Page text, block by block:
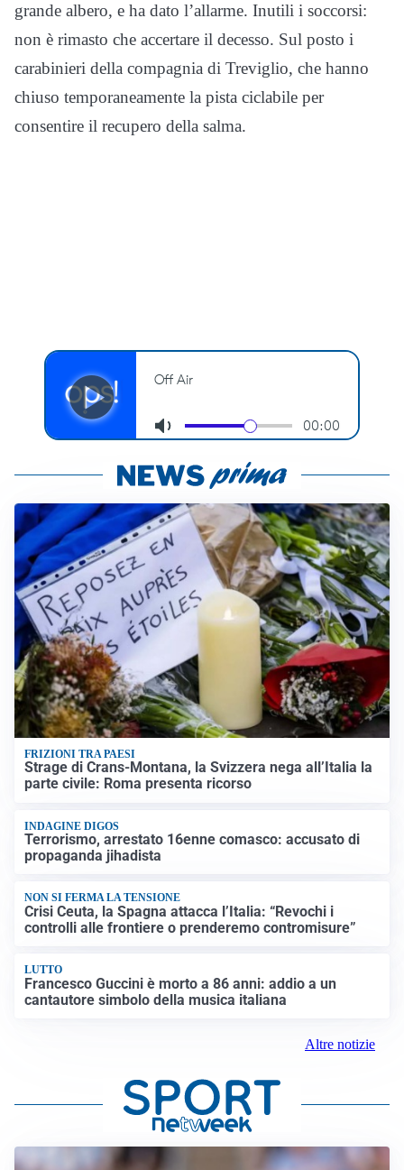
grande albero, e ha dato l’allarme. Inutili i soccorsi:
non è rimasto che accertare il decesso. Sul posto i
carabinieri della compagnia di Treviglio, che hanno
chiuso temporaneamente la pista ciclabile per
consentire il recupero della salma.
FRIZIONI TRA PAESI
Strage di Crans-Montana, la Svizzera nega all’Italia la
parte civile: Roma presenta ricorso
INDAGINE DIGOS
Terrorismo, arrestato 16enne comasco: accusato di
propaganda jihadista
NON SI FERMA LA TENSIONE
Crisi Ceuta, la Spagna attacca l’Italia: “Revochi i
controlli alle frontiere o prenderemo contromisure”
LUTTO
Francesco Guccini è morto a 86 anni: addio a un
cantautore simbolo della musica italiana
Altre notizie